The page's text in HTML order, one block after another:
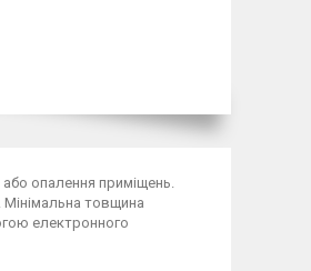
опалення приміщень.
Мінімальна товщина
електронного